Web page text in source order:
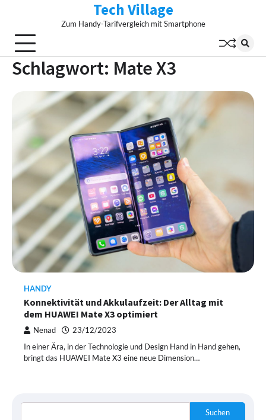
content
Tech Village
Zum Handy-Tarifvergleich mit Smartphone
Schlagwort: Mate X3
HANDY
Konnektivität und Akkulaufzeit: Der Alltag mit
dem HUAWEI Mate X3 optimiert
Nenad 23/12/2023
In einer Ära, in der Technologie und Design Hand in Hand gehen,
bringt das HUAWEI Mate X3 eine neue Dimension…
Suchen